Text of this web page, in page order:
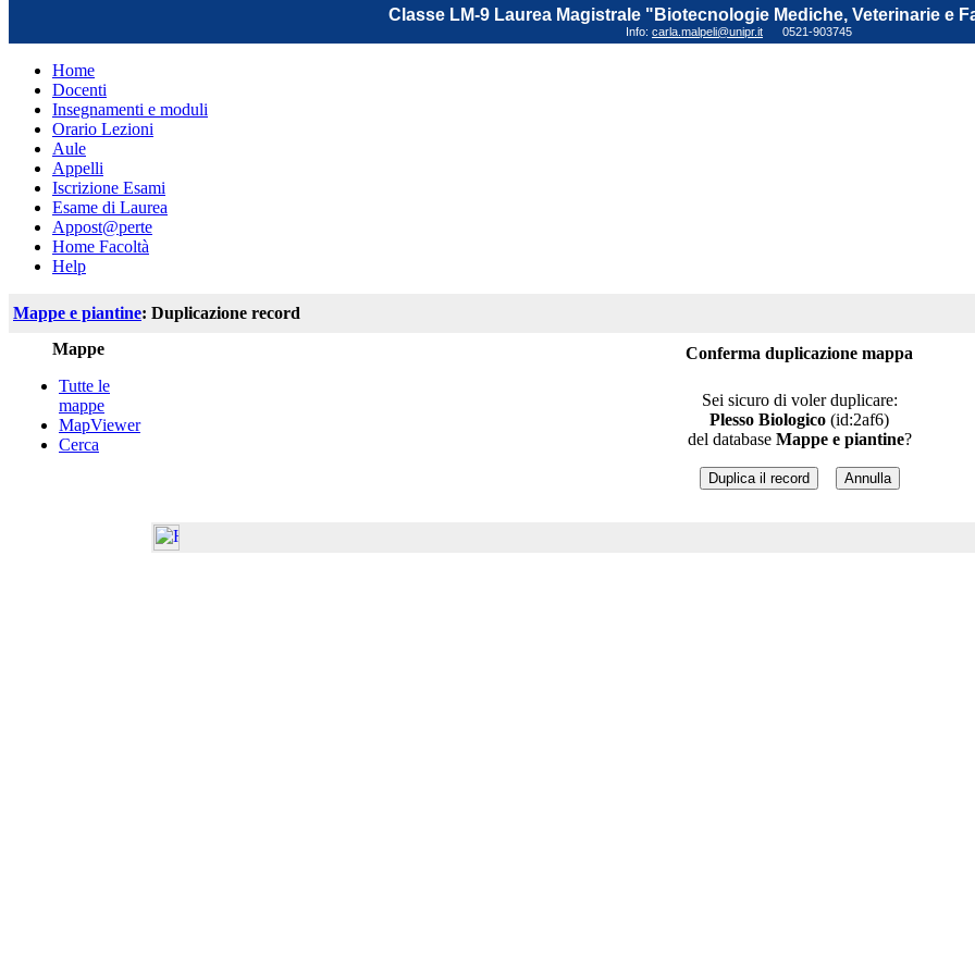
Classe LM-9 Laurea Magistrale "Biotecnologie Mediche, Veterinarie e
Info: carla.malpeli@unipr.it 0521-903745
Home
Docenti
Insegnamenti e moduli
Orario Lezioni
Aule
Appelli
Iscrizione Esami
Esame di Laurea
Appost@perte
Home Facoltà
Help
Mappe e piantine: Duplicazione record
Mappe
Tutte le
mappe
MapViewer
Cerca
Conferma duplicazione mappa
Sei sicuro di voler duplicare:
Plesso Biologico (id:2af6)
del database Mappe e piantine?